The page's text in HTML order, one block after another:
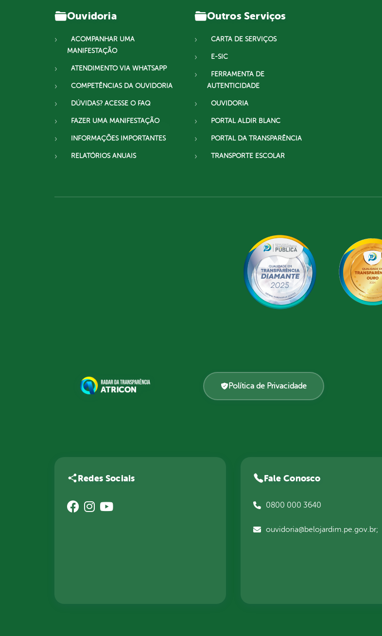
Ouvidoria
ACOMPANHAR UMA
MANIFESTAÇÃO
ATENDIMENTO VIA WHATSAPP
COMPETÊNCIAS DA OUVIDORIA
DÚVIDAS? ACESSE O FAQ
FAZER UMA MANIFESTAÇÃO
INFORMAÇÕES IMPORTANTES
RELATÓRIOS ANUAIS
Outros Serviços
CARTA DE SERVIÇOS
E-SIC
FERRAMENTA DE
AUTENTICIDADE
OUVIDORIA
PORTAL ALDIR BLANC
PORTAL DA TRANSPARÊNCIA
TRANSPORTE ESCOLAR
Política de Privacidade
Redes Sociais Fale Conosco
0800 000 3640
ouvidoria@belojardim.pe.gov.br;